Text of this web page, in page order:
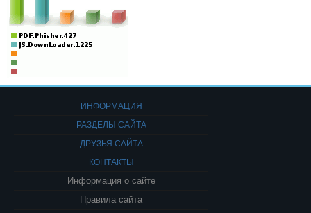
ИНФОРМАЦИЯ
РАЗДЕЛЫ САЙТА
ДРУЗЬЯ САЙТА
КОНТАКТЫ
Информация о сайте
Правила сайта